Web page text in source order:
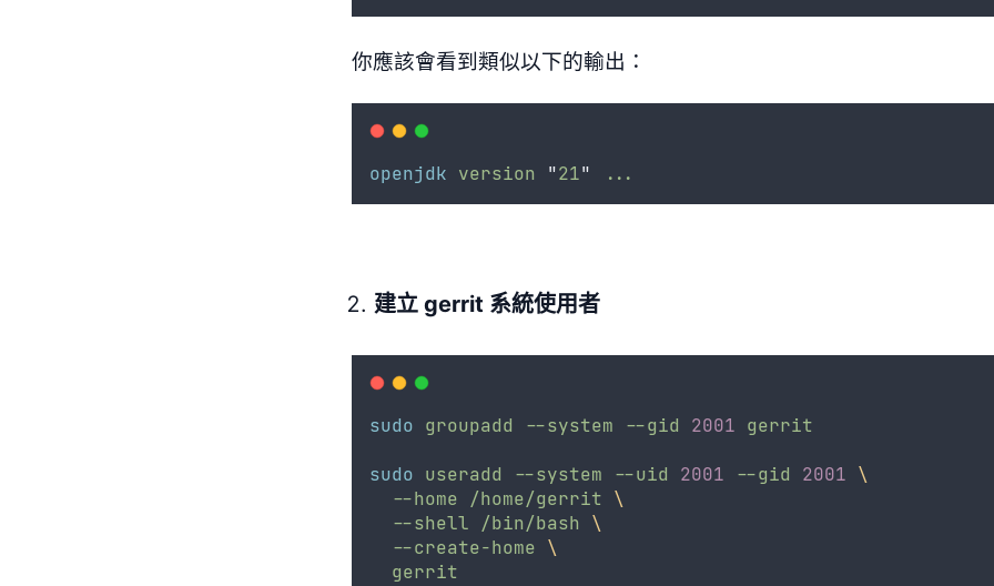
你應該會看到類似以下的輸出：
openjdk version "21" ...
建立 gerrit 系統使用者
sudo groupadd --system --gid 2001 gerrit
sudo useradd --system --uid 2001 --gid 2001 \
--home /home/gerrit \
--shell /bin/bash
\
--create-home \
gerrit